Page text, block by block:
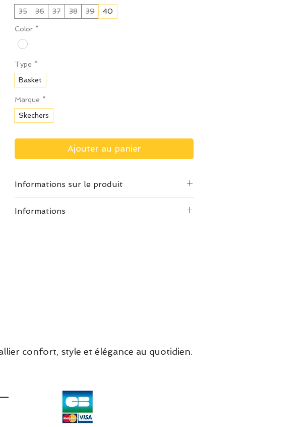
35
36 37 38 39 40
Color *
Type *
Basket
Marque *
Skechers
Ajouter au panier
Informations sur le produit
Informations
confort, style et élégance au quotidien.